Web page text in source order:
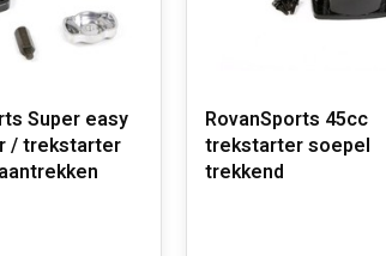
Super easy
/ trekstarter
RovanSports 45cc
trekstarter soepel
trekkend